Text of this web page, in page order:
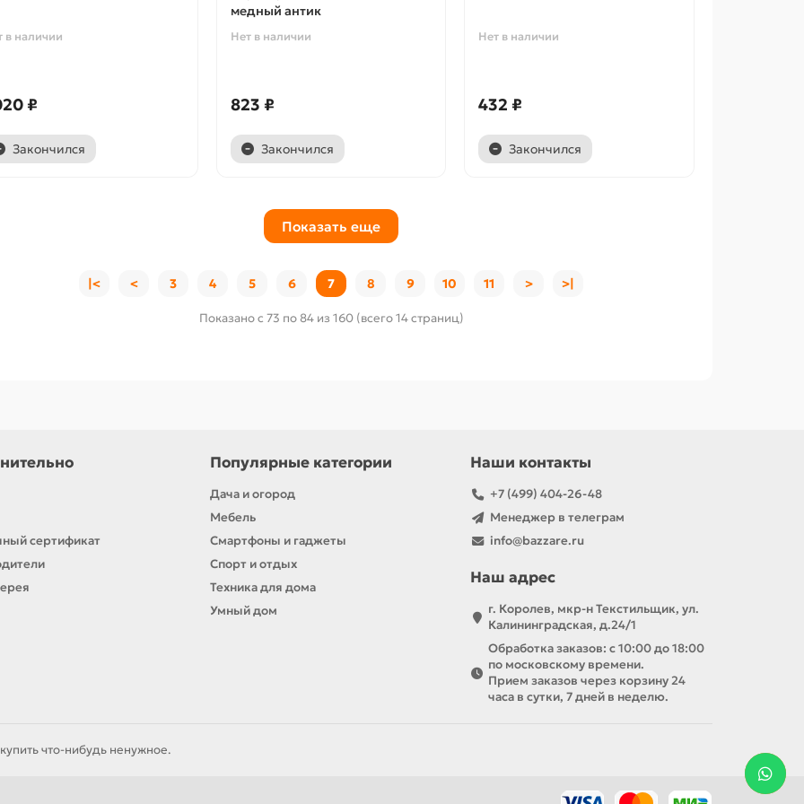
в наличии
₽
Закончился
медный антик
Нет в наличии
823 ₽
Закончился
Нет в наличии
432 ₽
Закончился
Показать еще
|< < 3 4 5 6 7 8 9 10 11 > >|
Показано с 73 по 84 из 160 (всего 14 страниц)
сертификат
Популярные категории
Дача и огород
Мебель
Смартфоны и гаджеты
Спорт и отдых
Техника для дома
Умный дом
Наши контакты
+7 (499) 404-26-48
Менеджер в телеграм
info@bazzare.ru
Наш адрес
г. Королев, мкр-н Текстильщик, ул.
Калининградская, д.24/1
Обработка заказов: с 10:00 до 18:00
по московскому времени.
Прием заказов через корзину 24
часа в сутки, 7 дней в неделю.
что-нибудь ненужное.